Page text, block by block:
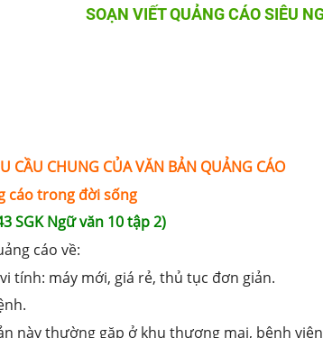
SOẠN VIẾT QUẢNG CÁO SIÊU
CẦU CHUNG CỦA VĂN BẢN QUẢNG CÁO
cáo trong đời sống
SGK Ngữ văn 10 tập 2)
cáo về:
tính: máy mới, giá rẻ, thủ tục đơn giản.
này thường gặp ở khu thương mại, bệnh